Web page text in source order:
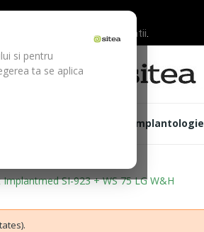
si pentru
ta se aplica
inainte de efectuarea platii.
Implantologie
Implantmed SI-923 + WS 75 LG W&H